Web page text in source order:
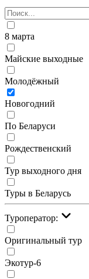
8 марта
Майские выходные
Молодёжный
Новогодний
По Беларуси
Рождественский
Тур выходного дня
Туры в Беларусь
Туроператор:
Оригинальный тур
Экотур-6